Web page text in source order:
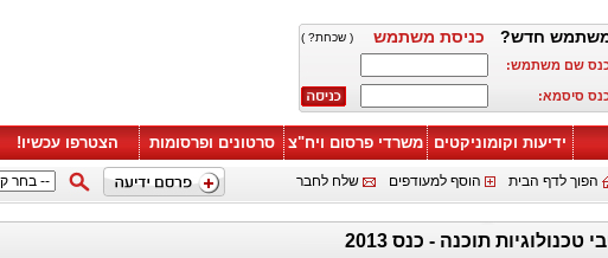
חדש? כניסת משתמש ( שכחת? )
שם משתמש:
סיסמא:
ידיעות וקומוניקטים משרדי פרסום ויח"צ סרטונים ופרסומות הצטרפו עכשיו!
הפוך לדף הבית הוסף למעודפים שלח לחבר
טכנולוגיות תוכנה - כנס 2013